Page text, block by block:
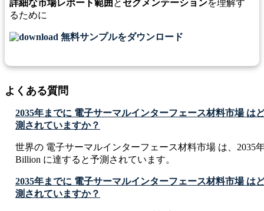
詳細な市場レポート範囲 と セグメンテーションを理解す
るために
無料サンプルをダウンロード
よくある質問
2035年までに 電子サーマルインターフェース材料市場 は
測されていますか？
世界の 電子サーマルインターフェース材料市場 は、2035
Billion に達すると予測されています。
2035年までに 電子サーマルインターフェース材料市場 は
測されていますか？